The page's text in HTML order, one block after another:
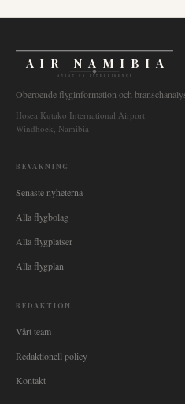
AIR NAMIBIA
AVIATION INTELLIGENCE
Oberoende flyginformation och
Hosea Kutako International Airport
Windhoek, Namibia
BEVAKNING
Senaste nyheterna
Alla flygbolag
Alla flygplatser
Alla flygplan
REDAKTION
Vårt team
Redaktionell policy
Kontakt